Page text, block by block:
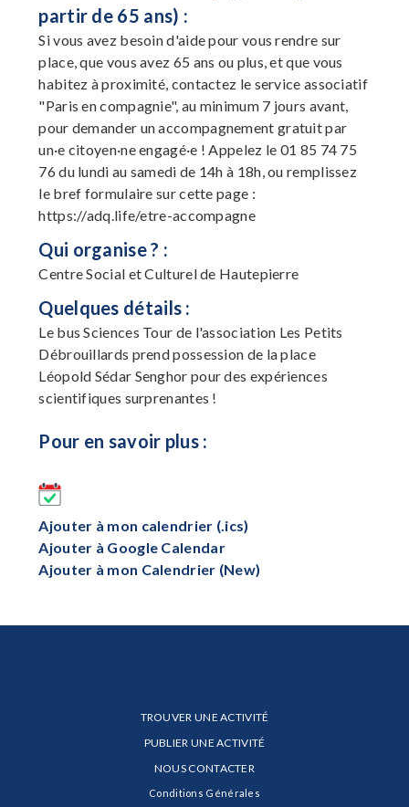
partir de 65 ans) :
Si vous avez besoin d'aide pour vous rendre sur
place, que vous avez 65 ans ou plus, et que vous
habitez à proximité, contactez le service associatif
"Paris en compagnie", au minimum 7 jours avant,
pour demander un accompagnement gratuit par
un·e citoyen·ne engagé·e ! Appelez le 01 85 74 75
76 du lundi au samedi de 14h à 18h, ou remplissez
le bref formulaire sur cette page :
https://adq.life/etre-accompagne
Qui organise ? :
Centre Social et Culturel de Hautepierre
Quelques détails :
Le bus Sciences Tour de l'association Les Petits
Débrouillards prend possession de la place
Léopold Sédar Senghor pour des expériences
scientifiques surprenantes !
Pour en savoir plus :
Ajouter à mon calendrier (.ics)
Ajouter à Google Calendar
Ajouter à mon Calendrier (New)
TROUVER UNE ACTIVITÉ
PUBLIER UNE ACTIVITÉ
NOUS CONTACTER
Conditions Générales